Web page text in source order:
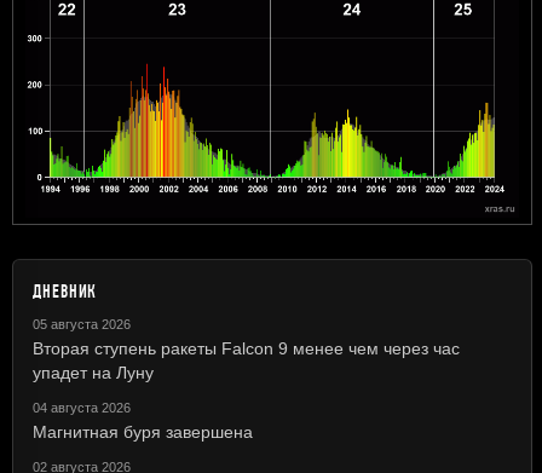
ДНЕВНИК
05 августа 2026
Вторая ступень ракеты Falcon 9 менее чем через час
упадет на Луну
04 августа 2026
Магнитная буря завершена
02 августа 2026